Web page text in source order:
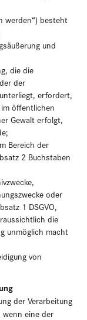
werden“) besteht
und
die die
der
erfordert,
öffentlichen
Gewalt erfolgt,
Bereich der
2 Buchstaben
oder
1 DSGVO,
die
unmöglich macht
von
der Verarbeitung
wenn eine der